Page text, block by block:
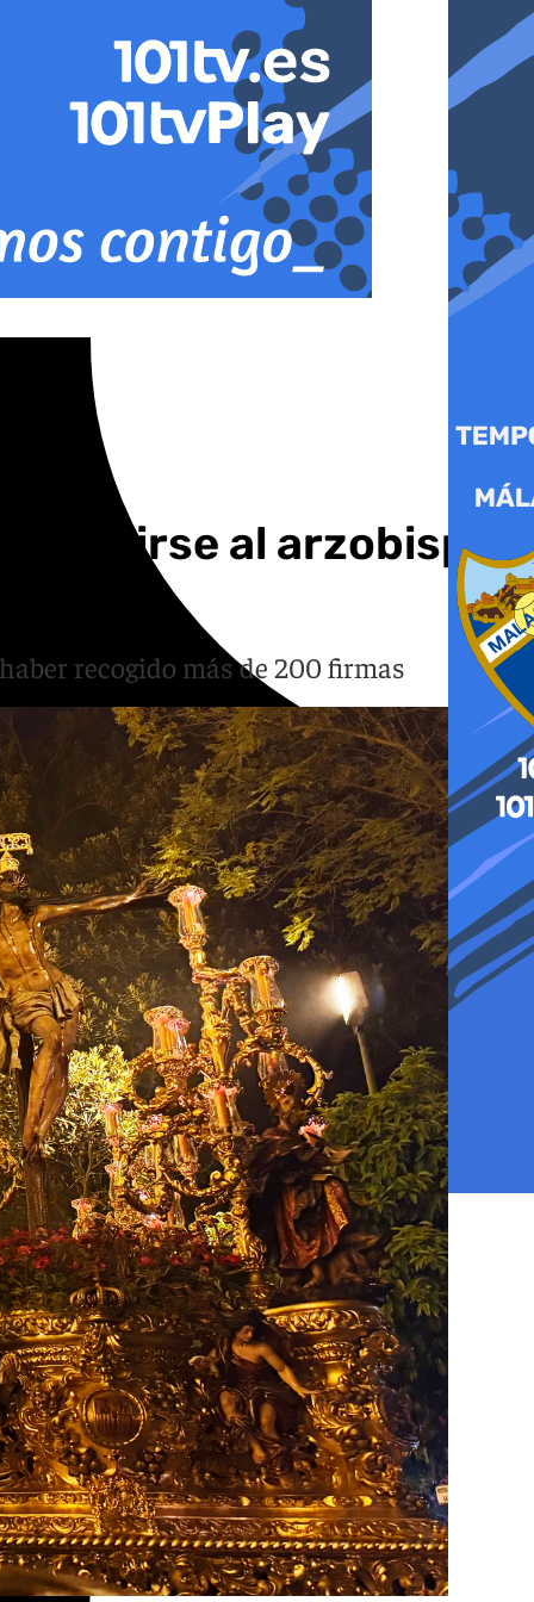
dirigirse al arzobispo
recogido más de 200 firmas